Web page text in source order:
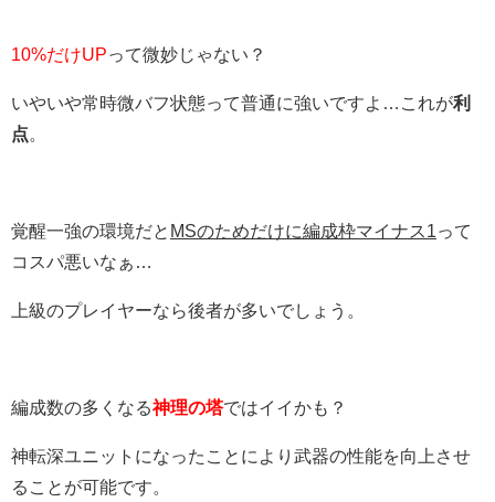
10%だけUPって微妙じゃない？
いやいや常時微バフ状態って普通に強いですよ…これが利
点
覚醒一強の環境だと MSのためだけに編成枠マイナス1 って
コスパ悪いなぁ…
上級のプレイヤーなら後者が多いでしょう。
編成数の多くなる神理の塔ではイイかも？
神転深ユニットになったことにより武器の性能を向上させ
ることが可能です。